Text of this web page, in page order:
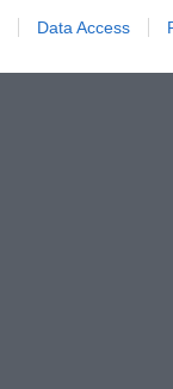
Data Access